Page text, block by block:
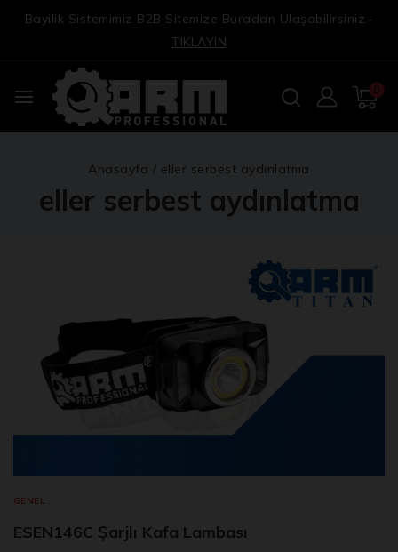
Bayilik Sistemimiz B2B Sitemize Buradan Ulaşabilirsiniz.-
TIKLAYIN
0
Anasayfa / eller serbest aydınlatma
eller serbest aydınlatma
GENEL
ESEN146C Şarjlı Kafa Lambası